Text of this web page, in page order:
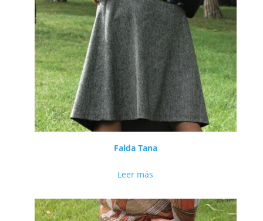
Falda Tana
Leer más